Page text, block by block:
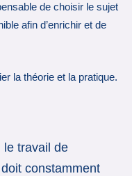
de choisir le sujet
afin d’enrichir et de
la théorie et la pratique.
le travail de
constamment